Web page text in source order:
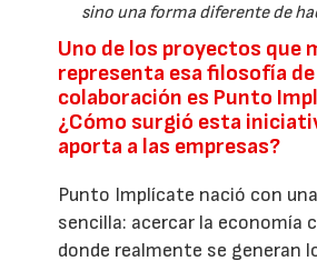
sino una forma diferente de
Uno de los proyectos que
representa esa filosofía de
colaboración es Punto
¿Cómo surgió esta
aporta a las empresas?
Punto Implícate nació con
sencilla: acercar la economía
donde realmente se generan